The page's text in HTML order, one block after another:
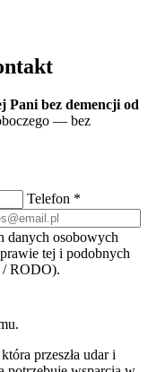
Pani bez demencji od
— bez
Telefon *
danych osobowych
tej i podobnych
/ RODO).
przeszła udar i